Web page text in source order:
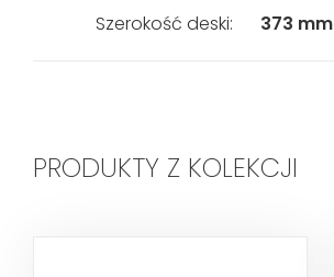
Szerokość deski: 373 mm
PRODUKTY Z KOLEKCJI